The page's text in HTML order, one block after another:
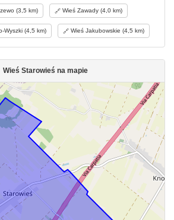
(3,5 km) Wieś Zawady (4,0 km)
Wyszki (4,5 km) Wieś Jakubowskie (4,5 km)
Wieś Starowieś na mapie